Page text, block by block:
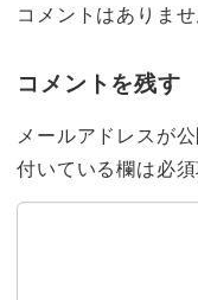
コメントはありませ
コメントを残す
メールアドレスが
付いている欄は必